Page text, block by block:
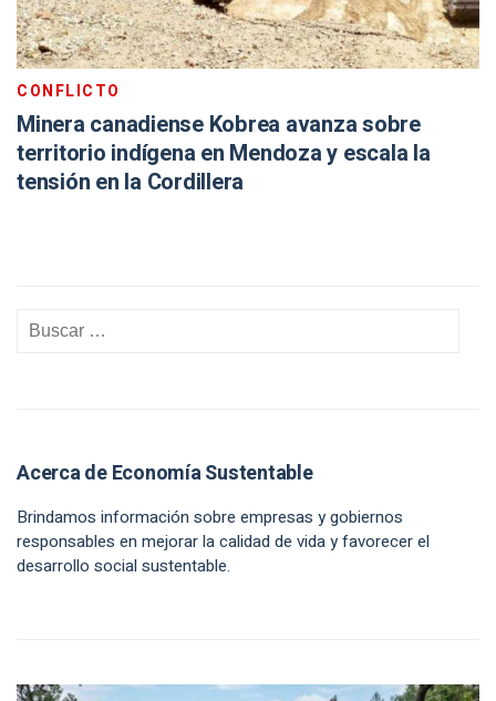
CONFLICTO
Minera canadiense Kobrea avanza sobre
territorio indígena en Mendoza y escala la
tensión en la Cordillera
Acerca de Economía Sustentable
Brindamos información sobre empresas y gobiernos
responsables en mejorar la calidad de vida y favorecer el
desarrollo social sustentable.